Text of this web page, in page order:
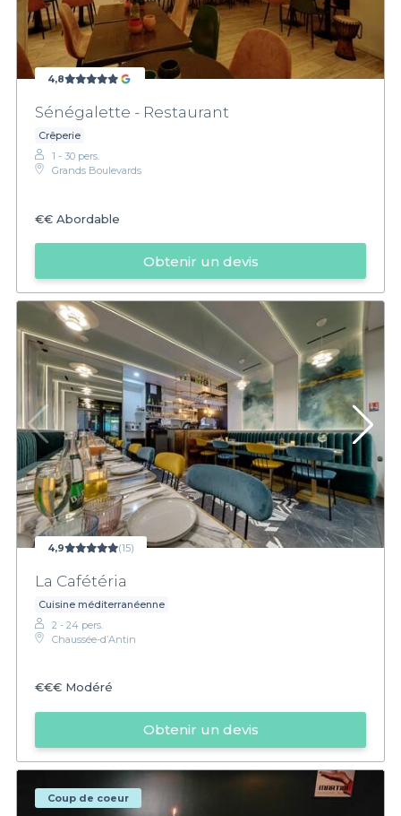
4,8
Sénégalette - Restaurant
Crêperie
1 - 30 pers.
Grands Boulevards
€€ Abordable
Obtenir un devis
4,9 (15)
La Cafétéria
Cuisine méditerranéenne
2 - 24 pers.
Chaussée-d’Antin
€€€ Modéré
Obtenir un devis
Coup de coeur